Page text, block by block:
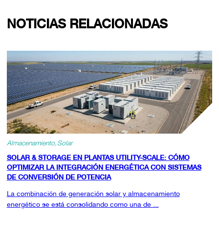
NOTICIAS RELACIONADAS
Almacenamiento Solar
SOLAR & STORAGE EN PLANTAS UTILITY-SCALE: CÓMO
OPTIMIZAR LA INTEGRACIÓN ENERGÉTICA CON SISTEMAS
DE CONVERSIÓN DE POTENCIA
La combinación de generación solar y almacenamiento
energético se está consolidando como una de ...